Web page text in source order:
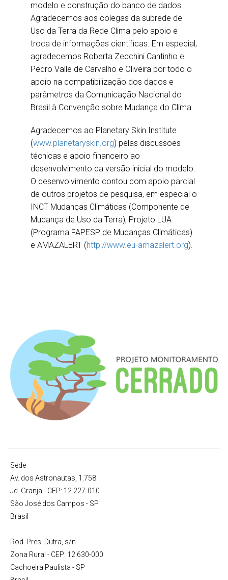
modelo e construção do banco de dados.
Agradecemos aos colegas da subrede de
Uso da Terra da Rede Clima pelo apoio e
troca de informações cientificas. Em especial,
agradecemos Roberta Zecchini Cantinho e
Pedro Valle de Carvalho e Oliveira por todo o
apoio na compatibilização dos dados e
parâmetros da Comunicação Nacional do
Brasil à Convenção sobre Mudança do Clima.
Agradecemos ao Planetary Skin Institute
(www.planetaryskin.org) pelas discussões
técnicas e apoio financeiro ao
desenvolvimento da versão inicial do modelo.
O desenvolvimento contou com apoio parcial
de outros projetos de pesquisa, em especial o
INCT Mudanças Climáticas (Componente de
Mudança de Uso da Terra), Projeto LUA
(Programa FAPESP de Mudanças Climáticas)
e AMAZALERT (http://www.eu-amazalert.org).
Sede
Av. dos Astronautas, 1.758
Jd. Granja - CEP: 12.227-010
São José dos Campos - SP
Brasil
Rod. Pres. Dutra, s/n
Zona Rural - CEP: 12.630-000
Cachoeira Paulista - SP